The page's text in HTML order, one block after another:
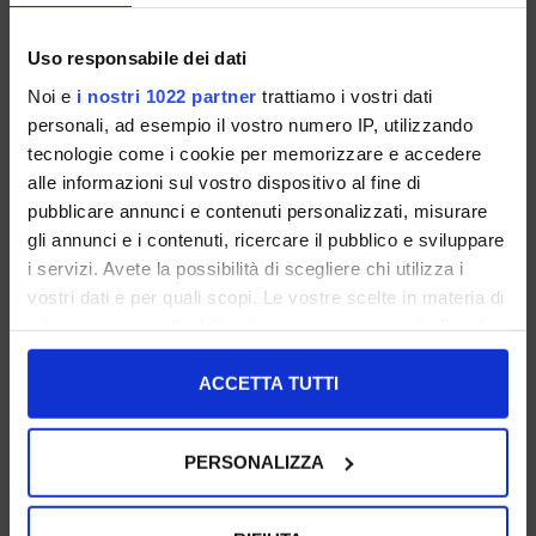
Uso responsabile dei dati
Noi e i nostri 1022 partner trattiamo i vostri dati
personali, ad esempio il vostro numero IP, utilizzando
tecnologie come i cookie per memorizzare e accedere
alle informazioni sul vostro dispositivo al fine di
pubblicare annunci e contenuti personalizzati, misurare
gli annunci e i contenuti, ricercare il pubblico e sviluppare
i servizi. Avete la possibilità di scegliere chi utilizza i
vostri dati e per quali scopi. Le vostre scelte in materia di
in cui avete effettuato le vostre scelte. È possibile
modificare o revocare il proprio consenso in qualsiasi
momento dalla Dichiarazione sui cookie o facendo clic
Con il tuo consenso, vorremmo anche:
raccogliere informazioni sulla tua posizione
ACCETTA TUTTI
PERSONALIZZA
Sandalo Flat In Suede Cuoio
Con Intreccio E Borchie
37 39
€ 59.00
Sandalo Flat In Suede Sughero
38
€ 99.00 -30%
€ 69.30
I NOSTRI BESTSELLER